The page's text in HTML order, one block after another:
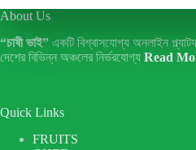
About Us
“চাষী ভাই” একটি বিশ্বাসযোগ্য অনলাইন
দেশের বিভিন্ন অঞ্চলের নির্ভরযোগ্য Read
Quick Links
FRUITS